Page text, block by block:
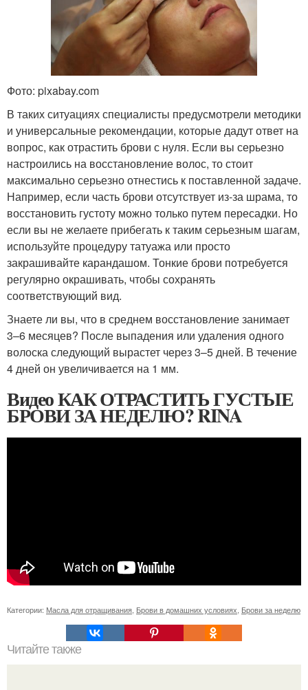
Фото: pixabay.com
В таких ситуациях специалисты предусмотрели методики
и универсальные рекомендации, которые дадут ответ на
вопрос, как отрастить брови с нуля. Если вы серьезно
настроились на восстановление волос, то стоит
максимально серьезно отнестись к поставленной задаче.
Например, если часть брови отсутствует из-за шрама, то
восстановить густоту можно только путем пересадки. Но
если вы не желаете прибегать к таким серьезным шагам,
используйте процедуру татуажа или просто
закрашивайте карандашом. Тонкие брови потребуется
регулярно окрашивать, чтобы сохранять
соответствующий вид.
Знаете ли вы, что в среднем восстановление занимает
3–6 месяцев? После выпадения или удаления одного
волоска следующий вырастет через 3–5 дней. В течение
4 дней он увеличивается на 1 мм.
Видео КАК ОТРАСТИТЬ ГУСТЫЕ
БРОВИ ЗА НЕДЕЛЮ? RINA
Категории: Масла для отращивания Брови в домашних условиях Брови за неделю
Читайте также